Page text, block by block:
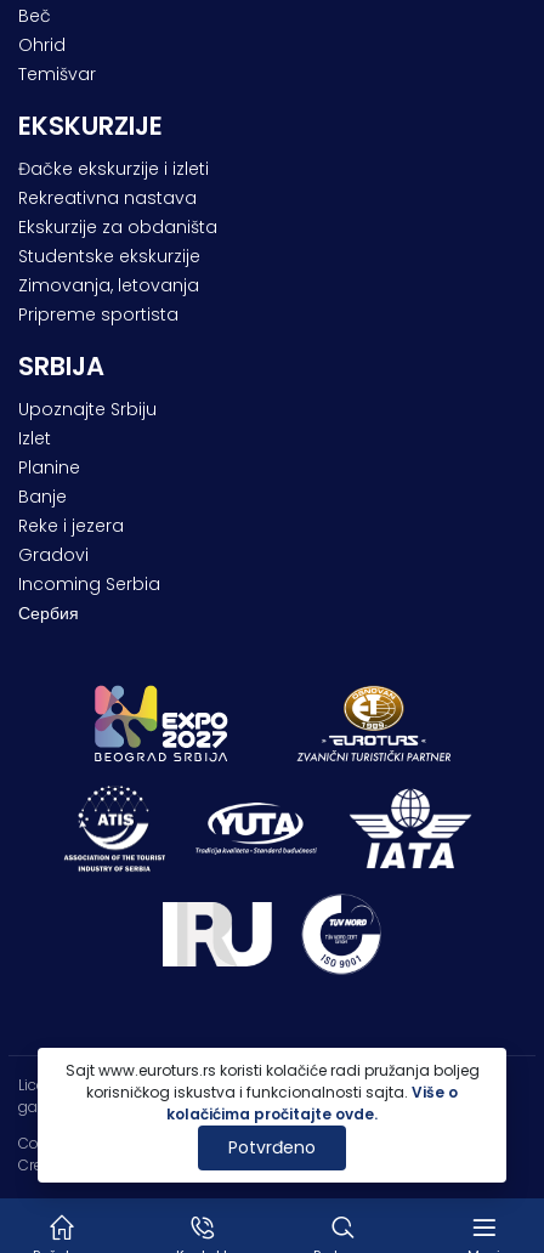
Beč
Ohrid
Temišvar
EKSKURZIJE
Đačke ekskurzije i izleti
Rekreativna nastava
Ekskurzije za obdaništa
Studentske ekskurzije
Zimovanja, letovanja
Pripreme sportista
SRBIJA
Upoznajte Srbiju
Izlet
Planine
Banje
Reke i jezera
Gradovi
Incoming Serbia
Сербия
Copyright 2026 |
PP Euroturs Niš DOO
Credits
- Designed & Developed by
Licenca OTP-A 107/2021
garancija putovanja 250.000€
Sajt www.euroturs.rs koristi kolačiće radi pružanja boljeg
korisničkog iskustva i funkcionalnosti sajta. Više o
kolačićima pročitajte ovde.
Potvrđeno